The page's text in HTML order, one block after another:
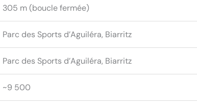
305 m (boucle fermée)
Parc des Sports d’Aguiléra, Biarritz
Parc des Sports d’Aguiléra, Biarritz
~9 500